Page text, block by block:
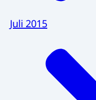
Juli 2015